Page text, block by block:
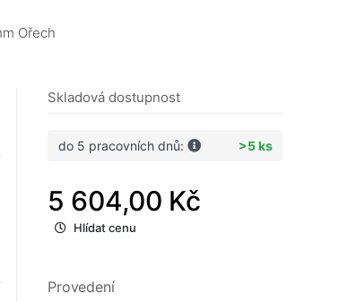
Ořech
Skladová dostupnost
do 5 pracovních dnů: >5 ks
5 604,00 Kč
Hlídat cenu
Provedení